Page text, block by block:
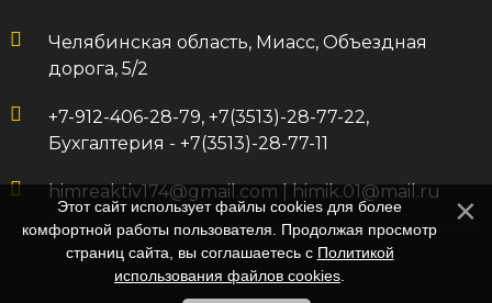
Челябинская область, Миасс, Объездная
дорога, 5/2
+7-912-406-28-79, +7(3513)-28-77-22,
Бухгалтерия - +7(3513)-28-77-11
himreaktiv174@gmail.com|himik.01@mail.ru
Этот сайт использует файлы cookies для более
комфортной работы пользователя. Продолжая просмотр
страниц сайта, вы соглашаетесь с Политикой
использования файлов cookies